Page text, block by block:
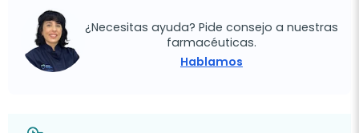
¿Necesitas ayuda? Pide consejo a nuestras
farmacéuticas.
Hablamos